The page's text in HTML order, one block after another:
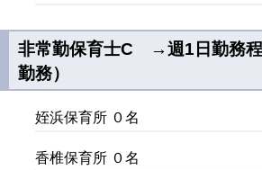
非常勤保育士C →週1日勤務程
勤務）
姪浜保育所 ０名
香椎保育所 ０名